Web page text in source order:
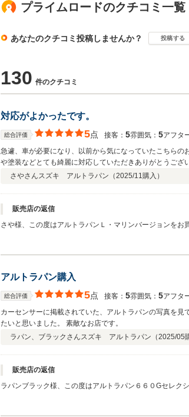
プライムロードのクチコミ一覧
あなたのクチコミ投稿しませんか？ 投稿する
130 件のクチコミ
対応がよかったです。
総合評価 5点 接客： 5雰囲気： 5アフタ
急遽、車が必要になり、以前から気になっていたこちら
や塗装などとても綺麗に対応していただきありがとうござ
さやさんスズキ アルトラパン（2025/11購入）
販売店の返信
さや様、この度はアルトラパンＬ・マリンバージョンを
アルトラパン購入
総合評価 5点 接客： 5雰囲気： 5アフタ
カーセンサーに掲載されていた、アルトラパンの写真を
たいと思いました。 素敵なお店です。
ラパン、ブラックさんスズキ アルトラパン（2025/05
販売店の返信
ラパンブラック様、この度はアルトラパン６６０Gセレ